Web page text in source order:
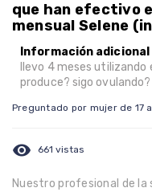
que han efectivo
mensual Selene
Información adicional
llevo 4 meses
produce? sigo ovulando?
Preguntado por mujer de 17
visibility 661 vistas
Nuestro profesional de la